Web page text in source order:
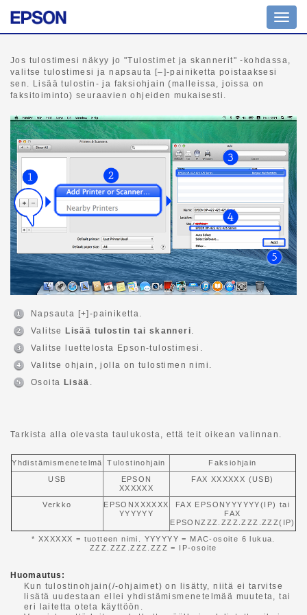
Jos tulostimesi näkyy jo "Tulostimet ja skannerit" -kohdassa,
valitse tulostimesi ja napsauta [–]-painiketta poistaaksesi
sen. Lisää tulostin- ja faksiohjain (malleissa, joissa on
faksitoiminto) seuraavien ohjeiden mukaisesti.
Napsauta [+]-painiketta.
ValitseLisää tulostin tai skanneri
Valitse luettelosta Epson-tulostimesi.
Valitse ohjain, jolla on tulostimen nimi.
Osoita Lisää
Tarkista alla olevasta taulukosta, että teit oikean valinnan.
Yhdistämismenetelmä Tulostinohjain
Faksiohjain
USB
EPSON
XXXXXX
FAX XXXXXX (USB)
Verkko
EPSONXXXXXX
YYYYYY
FAX EPSONYYYYYY(IP) tai
FAX
EPSONZZZ.ZZZ.ZZZ.ZZZ(IP)
* XXXXXX = tuotteen nimi. YYYYYY = MAC-osoite 6 lukua.
ZZZ.ZZZ.ZZZ.ZZZ = IP-osoite
Huomautus:
Kun tulostinohjain(/-ohjaimet) on lisätty, niitä ei tarvitse
lisätä uudestaan ellei yhdistämismenetelmää muuteta, tai
eri laitetta oteta käyttöön.